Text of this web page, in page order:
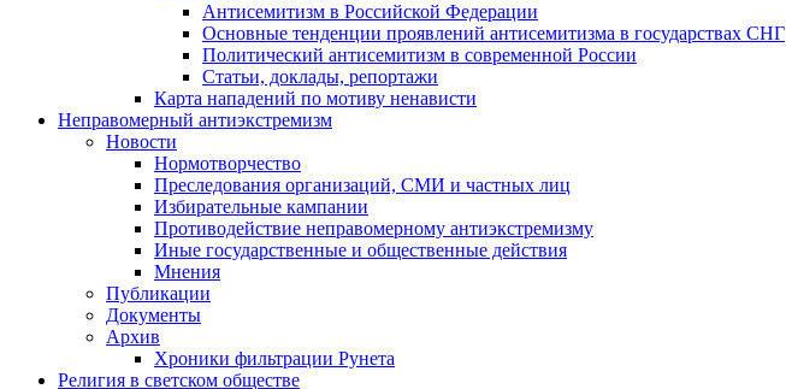
Антисемитизм в Российской Федерации
Основные тенденции проявлений антисемитизма в государствах СНГ
Политический антисемитизм в современной России
Статьи, доклады, репортажи
Карта нападений по мотиву ненависти
Неправомерный антиэкстремизм
Новости
Нормотворчество
Преследования организаций, СМИ и частных лиц
Избирательные кампании
Противодействие неправомерному антиэкстремизму
Иные государственные и общественные действия
Мнения
Публикации
Документы
Архив
Хроники фильтрации Рунета
Религия в светском обществе